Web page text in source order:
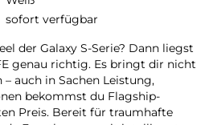
sofort verfügbar
der Galaxy S-Serie? Dann liegst
genau richtig. Es bringt dir nicht
auch in Sachen Leistung,
bekommst du Flagship-
Preis. Bereit für traumhafte